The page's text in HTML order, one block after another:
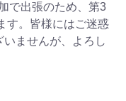
で出張のため、第3
す。皆様にはご迷惑
ませんが、よろし